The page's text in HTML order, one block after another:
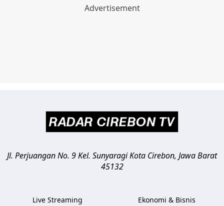
Jl. Perjuangan No. 9 Kel. SunyaragiKota Cirebon, Jawa Barat
45132
Live Streaming
Ekonomi & Bisnis